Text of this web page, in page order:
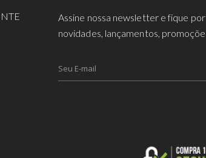
Assine nossa newsletter e fique
novidades, lançamentos,